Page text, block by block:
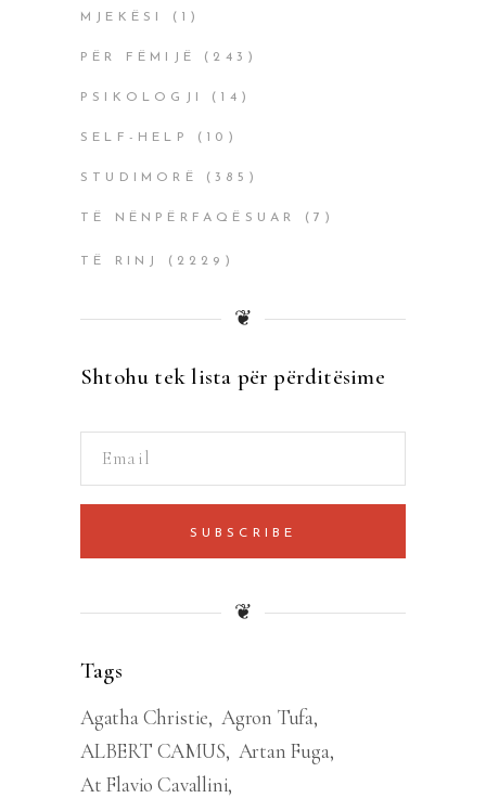
MJEKËSI (1)
PËR FËMIJË (243)
PSIKOLOGJI (14)
SELF-HELP (10)
STUDIMORË (385)
TË NËNPËRFAQËSUAR (7)
TË RINJ (2229)
❦
Shtohu tek lista për përditësime
SUBSCRIBE
❦
Tags
Agatha Christie Agron Tufa
ALBERT CAMUS Artan Fuga
At Flavio Cavallini